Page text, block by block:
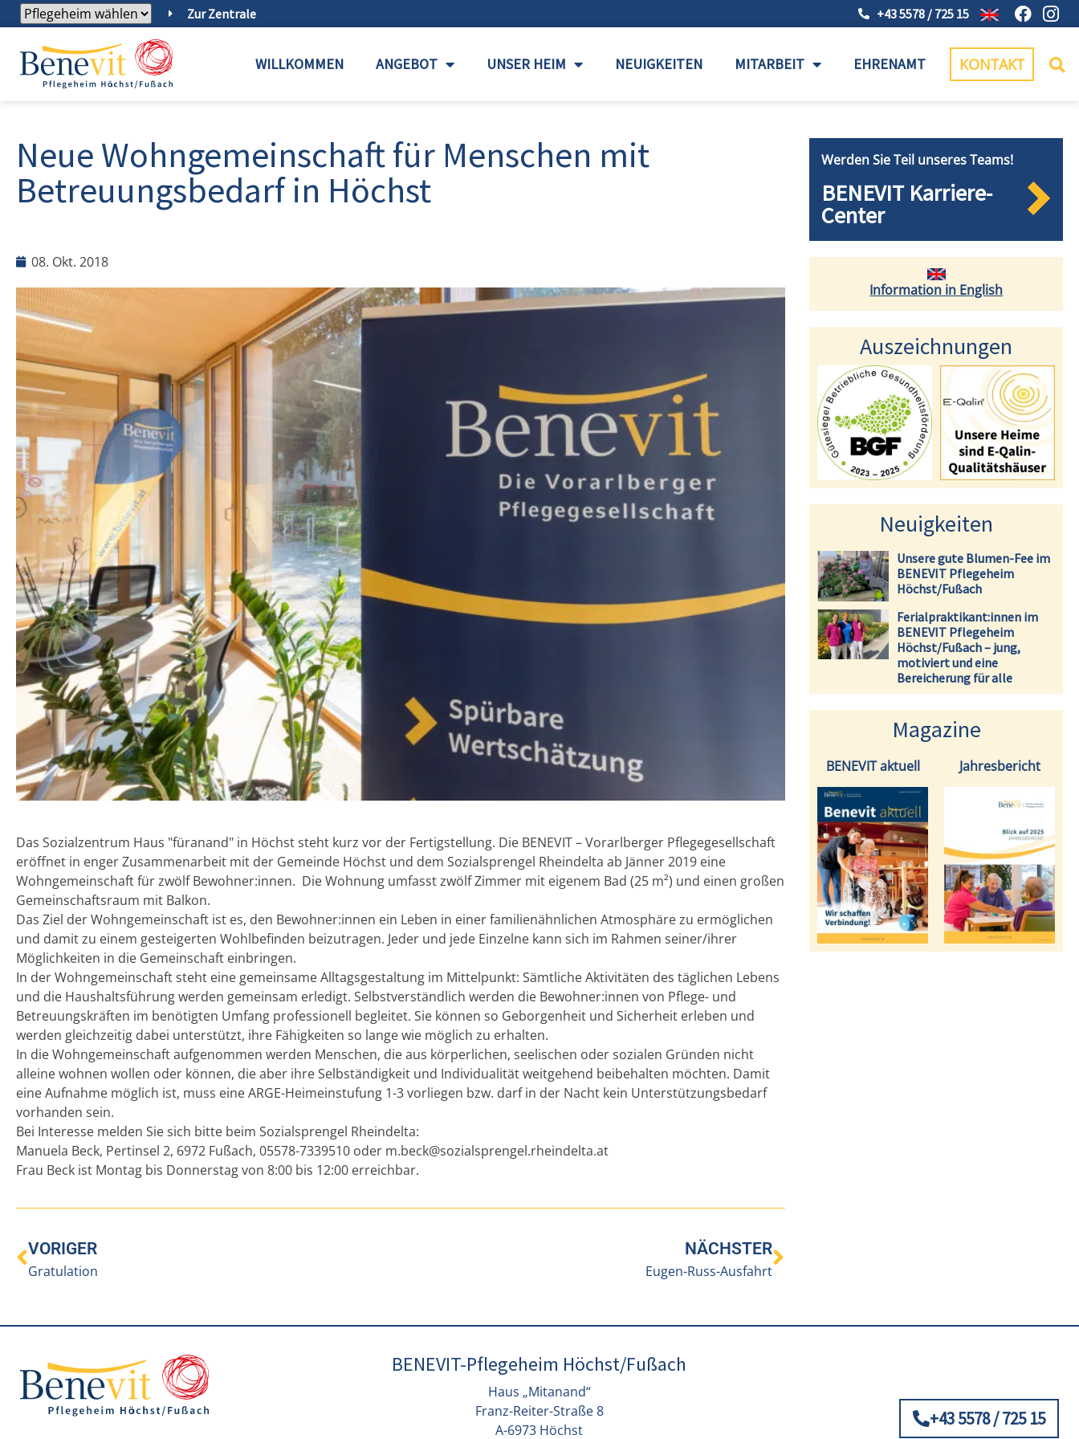
Zur Zentrale +43 5578 / 725 15
WILLKOMMEN ANGEBOT UNSER HEIM NEUIGKEITEN MITARBEIT EHRENAMT KONTAKT
Neue Wohngemeinschaft für Menschen mit
Betreuungsbedarf in Höchst
08. Okt. 2018
Das Sozialzentrum Haus "füranand" in Höchst steht kurz vor der Fertigstellung. Die BENEVIT – Vorarlberger Pflegegesellschaft
eröffnet in enger Zusammenarbeit mit der Gemeinde Höchst und dem Sozialsprengel Rheindelta ab Jänner 2019 eine
Wohngemeinschaft für zwölf Bewohner:innen. Die Wohnung umfasst zwölf Zimmer mit eigenem Bad (25 m²) und einen großen
Gemeinschaftsraum mit Balkon.
Das Ziel der Wohngemeinschaft ist es, den Bewohner:innen ein Leben in einer familienähnlichen Atmosphäre zu ermöglichen
und damit zu einem gesteigerten Wohlbefinden beizutragen. Jeder und jede Einzelne kann sich im Rahmen seiner/ihrer
Möglichkeiten in die Gemeinschaft einbringen.
In der Wohngemeinschaft steht eine gemeinsame Alltagsgestaltung im Mittelpunkt: Sämtliche Aktivitäten des täglichen Lebens
und die Haushaltsführung werden gemeinsam erledigt. Selbstverständlich werden die Bewohner:innen von Pflege- und
Betreuungskräften im benötigten Umfang professionell begleitet. Sie können so Geborgenheit und Sicherheit erleben und
werden gleichzeitig dabei unterstützt, ihre Fähigkeiten so lange wie möglich zu erhalten.
In die Wohngemeinschaft aufgenommen werden Menschen, die aus körperlichen, seelischen oder sozialen Gründen nicht
alleine wohnen wollen oder können, die aber ihre Selbständigkeit und Individualität weitgehend beibehalten möchten. Damit
eine Aufnahme möglich ist, muss eine ARGE-Heimeinstufung 1-3 vorliegen bzw. darf in der Nacht kein Unterstützungsbedarf
vorhanden sein.
Bei Interesse melden Sie sich bitte beim Sozialsprengel Rheindelta:
Manuela Beck, Pertinsel 2, 6972 Fußach, 05578-7339510 oder m.beck@sozialsprengel.rheindelta.at
Frau Beck ist Montag bis Donnerstag von 8:00 bis 12:00 erreichbar.
VORIGER
Gratulation
NÄCHSTER
Eugen-Russ-Ausfahrt
Werden Sie Teil unseres Teams!
BENEVIT Karriere-
Center
Information in English
Auszeichnungen
Neuigkeiten
Unsere gute Blumen-Fee im
BENEVIT Pflegeheim
Höchst/Fußach
Ferialpraktikant:innen im
BENEVIT Pflegeheim
Höchst/Fußach – jung,
motiviert und eine
Bereicherung für alle
Magazine
BENEVIT aktuell Jahresbericht
BENEVIT-Pflegeheim Höchst/Fußach
Haus „Mitanand“
Franz-Reiter-Straße 8
A-6973 Höchst
+43 5578 / 725 15